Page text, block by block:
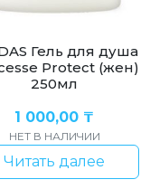
Гель для душа
Protect (жен)
250мл
1 000,00 ₸
НЕТ В НАЛИЧИИ
Читать далее